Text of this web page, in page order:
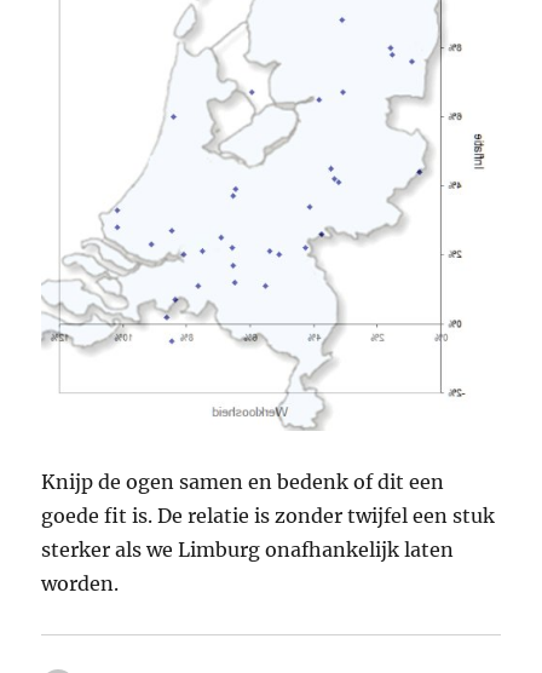
Knijp de ogen samen en bedenk of dit een
goede fit is. De relatie is zonder twijfel een stuk
sterker als we Limburg onafhankelijk laten
worden.